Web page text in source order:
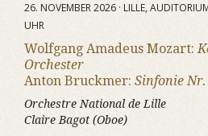
26. NOVEMBER 2026 · LILLE,
UHR
Wolfgang Amadeus Mozart:
Orchester
Anton Bruckmer: Sinfonie
Orchestre National de Lille
Claire Bagot (Oboe)